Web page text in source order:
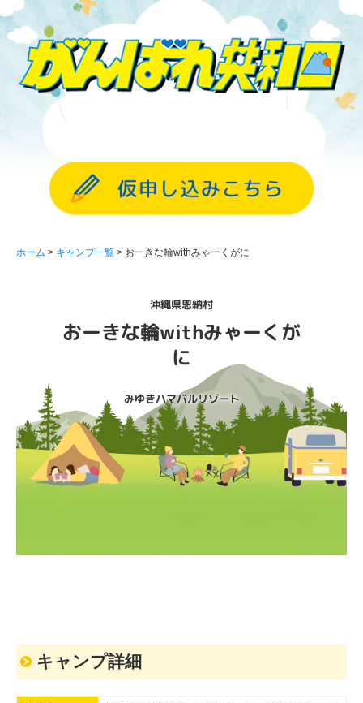
ホーム キャンプ一覧 おーきな輪withみゃーくがに
沖縄県恩納村
おーきな輪withみゃーくが
に
みゆきハマバルリゾート
キャンプ詳細